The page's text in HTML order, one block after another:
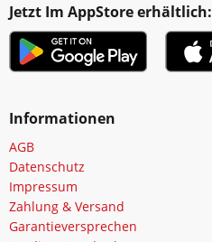
Jetzt Im AppStore erhältlich:
Informationen
AGB
Datenschutz
Impressum
Zahlung & Versand
Garantieversprechen